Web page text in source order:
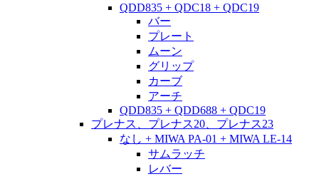
QDD835 + QDC18 + QDC19
バー
プレート
ムーン
グリップ
カーブ
アーチ
QDD835 + QDD688 + QDC19
プレナス、プレナス20、プレナス23
なし + MIWA PA-01 + MIWA LE-14
サムラッチ
レバー